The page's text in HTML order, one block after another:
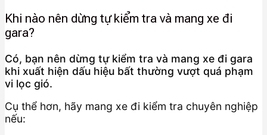
Khi nào nên dừng tự kiểm tra và mang xe đi
gara?
Có, bạn nên dừng tự kiểm tra và mang xe đi gara
khi xuất hiện dấu hiệu bất thường vượt quá phạm
vi lọc gió.
Cụ thể hơn, hãy mang xe đi kiểm tra chuyên nghiệp
nếu: